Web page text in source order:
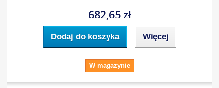
682,65 zł
Dodaj do koszyka Więcej
W magazynie